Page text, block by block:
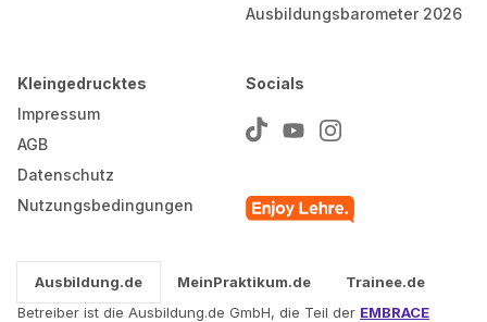
Ausbildungsbarometer 2026
Kleingedrucktes
Impressum
AGB
Datenschutz
Nutzungsbedingungen
Socials
Ausbildung.de MeinPraktikum.de
Trainee.de
Betreiber ist die Ausbildung.de GmbH, die Teil der EMBRACE